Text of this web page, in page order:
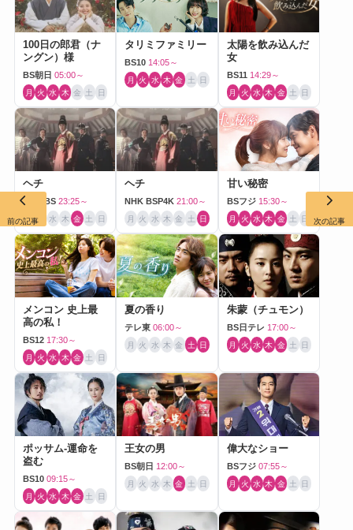
100日の郎君（ナ
ングン）様
BS朝日 05:00～
月 火 水 木 金 土 日
タリミファミリー
BS10 14:05～
月 火 水 木 金 土 日
太陽を飲み込んだ
女
BS11 14:29～
月 火 水 木 金 土 日
ヘチ
NHK BS 23:25～
月 火 水 木 金 土 日
ヘチ
NHK BSP4K 21:00～
月 火 水 木 金 土 日
甘い秘密
BSフジ 15:30～
月 火 水 木 金 土 日
メンコン 史上最
高の私！
BS12 17:30～
月 火 水 木 金 土 日
夏の香り
テレ東 06:00～
月 火 水 木 金 土 日
朱蒙（チュモン）
BS日テレ 17:00～
月 火 水 木 金 土 日
ポッサム-運命を
盗む
BS10 09:15～
月 火 水 木 金 土 日
王女の男
BS朝日 12:00～
月 火 水 木 金 土 日
偉大なショー
BSフジ 07:55～
月 火 水 木 金 土 日
前の記事 次の記事